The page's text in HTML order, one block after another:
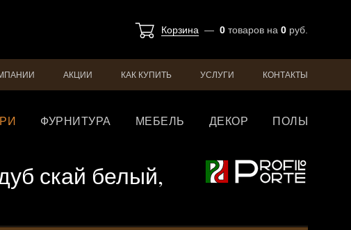
Корзина — 0 товаров на 0 руб.
АКЦИИ КАК КУПИТЬ УСЛУГИ КОНТАКТЫ
ФУРНИТУРА МЕБЕЛЬ ДЕКОР ПОЛЫ
скай белый,